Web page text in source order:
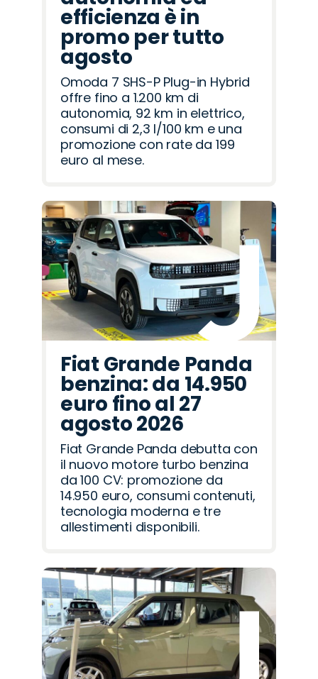
efficienza è in
promo per tutto
agosto
Omoda 7 SHS-P Plug-in Hybrid
offre fino a 1.200 km di
autonomia, 92 km in elettrico,
consumi di 2,3 l/100 km e una
promozione con rate da 199
euro al mese.
Fiat Grande Panda
benzina: da 14.950
euro fino al 27
agosto 2026
Fiat Grande Panda debutta con
il nuovo motore turbo benzina
da 100 CV: promozione da
14.950 euro, consumi contenuti,
tecnologia moderna e tre
allestimenti disponibili.